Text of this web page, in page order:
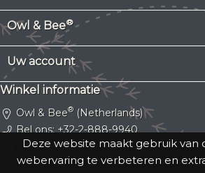
Deze website maakt gebruik van
webervaring te verbeteren en
Owl & Bee®
Uw account
Winkel informatie
Owl & Bee®(Netherlands)
Bel ons: +32-2-888-9940
Email us:hallo@owlbee.eu